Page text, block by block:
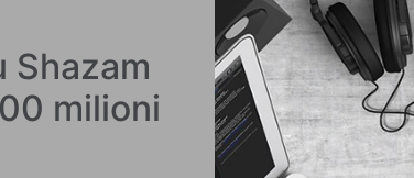
Shazam
milioni